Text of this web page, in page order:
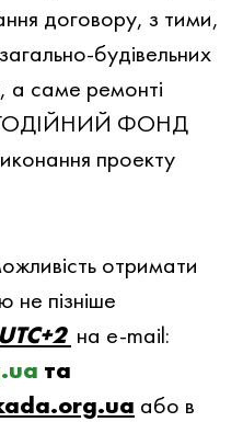
договору, з тими,
будівельних
а саме ремонті
ФОНД
проекту
отримати
не пiзнiше
на e-mail:
та
або в